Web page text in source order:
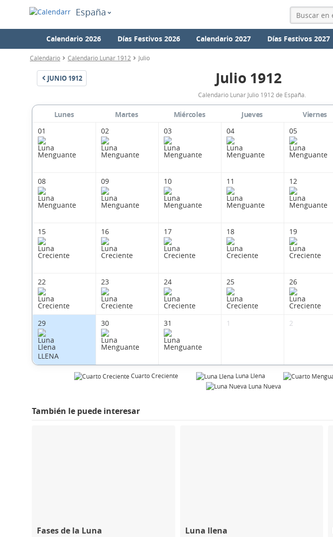
España
Calendario 2026 Días Festivos 2026 Calendario 2027 Días Festivos 2027
Calendario Calendario Lunar 1912 Julio
JUNIO 1912
Calendario
Lunar
Julio
de
España.
Julio 1912
Calendario Lunar Julio 1912 de España.
Lunes Martes Miércoles Jueves Viernes
01
02 03 04 05
08
09 10 11 12
15
16 17 18 19
22
23 24 25 26
29
LLENA
30 31 1 2
Cuarto Creciente Luna Llena
Luna Nueva
También le puede interesar
Fases de la Luna Luna llena